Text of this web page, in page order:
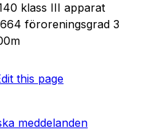
klass III apparat
föroreningsgrad 3
this page
meddelanden